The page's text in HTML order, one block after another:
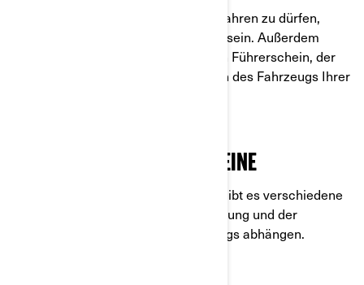
Um in Deutschland SSVs und ATVs fahren zu dürfen,
müssen Sie mindestens 16 Jahre alt sein. Außerdem
benötigen Sie einen entsprechenden Führerschein, der
sich nach den technischen Aspekten des Fahrzeugs Ihrer
ATV- UND SSV-FÜHRERSCHEINE
Für das Fahren von ATVs und SSVs gibt es verschiedene
Anforderungen, die von der Verwendung und der
Höchstgeschwindigkeit des Fahrzeugs abhängen.